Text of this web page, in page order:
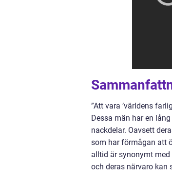
”Att vara ’världens
Dessa män har en
nackdelar. Oavsett
som har förmågan att
alltid är synonymt med
och deras närvaro kan